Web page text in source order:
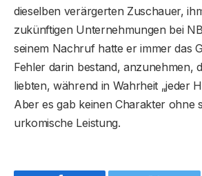
dieselben verärgerten Zuschauer,
zukünftigen Unternehmungen bei
seinem Nachruf hatte er immer das
Fehler darin bestand, anzunehmen,
liebten, während in Wahrheit „jeder
Aber es gab keinen Charakter ohne
urkomische Leistung.